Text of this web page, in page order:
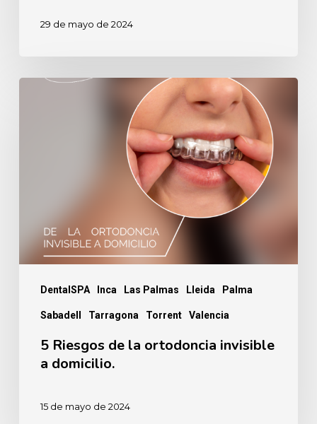
29 de mayo de 2024
DentalSPA Inca Las Palmas Lleida Palma
Sabadell Tarragona Torrent Valencia
domicilio.
5 Riesgos de la ortodoncia invisible
a domicilio.
15 de mayo de 2024